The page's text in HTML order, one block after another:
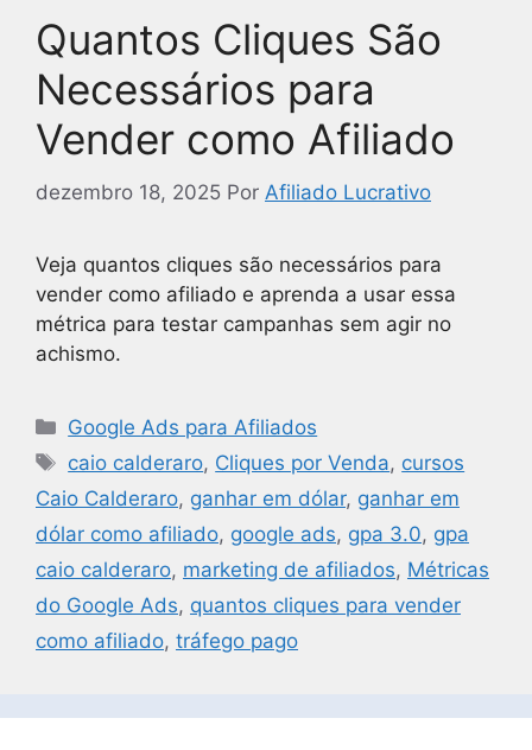
Quantos Cliques São
Necessários para
Vender como Afiliado
dezembro 18, 2025 Por Afiliado Lucrativo
Veja quantos cliques são necessários para
vender como afiliado e aprenda a usar essa
métrica para testar campanhas sem agir no
achismo.
Google Ads para Afiliados
caio calderaro, Cliques por Venda, cursos
Caio Calderaro, ganhar em dólar, ganhar em
dólar como afiliado, google ads, gpa 3.0, gpa
caio calderaro, marketing de afiliados, Métricas
do Google Ads, quantos cliques para vender
como afiliado, tráfego pago